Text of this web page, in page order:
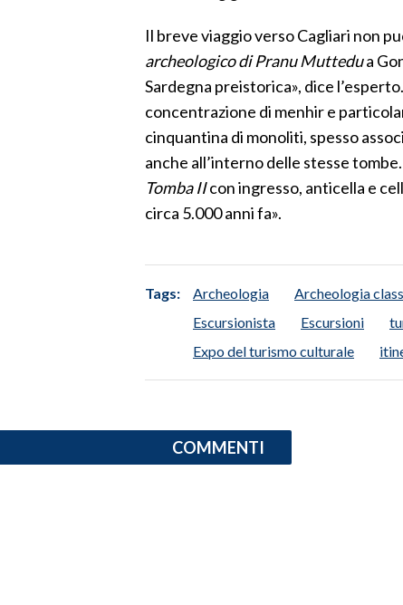
Il breve viaggio verso Cagliari non
archeologico di Pranu Muttedua
Sardegna preistorica», dice
concentrazione di menhir e
cinquantina di monoliti, spesso
anche all’interno delle stesse
Tomba IIcon ingresso, anticella e
circa 5.000 anni fa».
Tags: Archeologia Archeologia
Escursionista
Escursioni
Expo del turismo culturale
COMMENTI